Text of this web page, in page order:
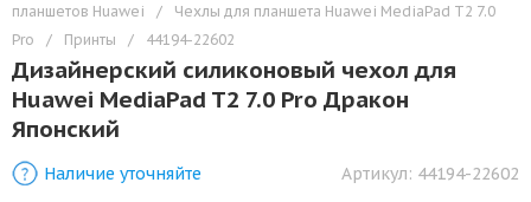
планшетов Huawei
/
Чехлы для планшета Huawei MediaPad T2 7.0
Pro
/ Принты / 44194-22602
Дизайнерский силиконовый чехол для
Huawei MediaPad T2 7.0 Pro Дракон
Японский
Наличие уточняйте Артикул: 44194-22602